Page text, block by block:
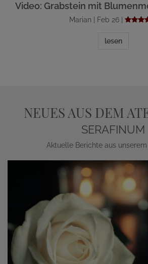
Video: Grabstein mit
Marian | Feb 26 |
lesen
NEUES AUS DEM
SERAFINUM
Aktuelle Berichte aus